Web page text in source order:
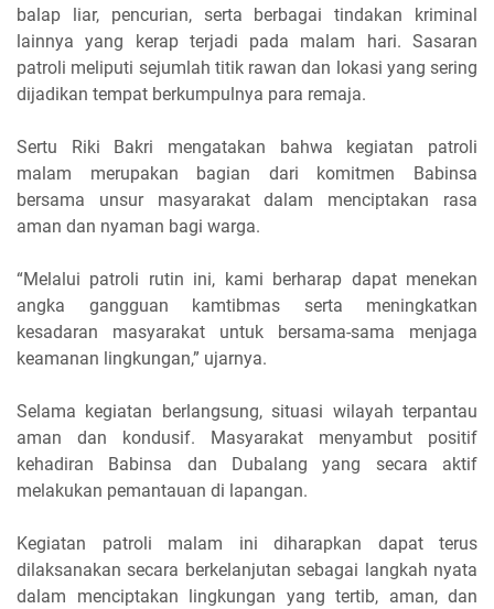
balap liar, pencurian, serta berbagai tindakan kriminal
lainnya yang kerap terjadi pada malam hari. Sasaran
patroli meliputi sejumlah titik rawan dan lokasi yang sering
dijadikan tempat berkumpulnya para remaja.
Sertu Riki Bakri mengatakan bahwa kegiatan patroli
malam merupakan bagian dari komitmen Babinsa
bersama unsur masyarakat dalam menciptakan rasa
aman dan nyaman bagi warga.
“Melalui patroli rutin ini, kami berharap dapat menekan
angka gangguan kamtibmas serta meningkatkan
kesadaran masyarakat untuk bersama-sama menjaga
keamanan lingkungan,” ujarnya.
Selama kegiatan berlangsung, situasi wilayah terpantau
aman dan kondusif. Masyarakat menyambut positif
kehadiran Babinsa dan Dubalang yang secara aktif
melakukan pemantauan di lapangan.
Kegiatan patroli malam ini diharapkan dapat terus
dilaksanakan secara berkelanjutan sebagai langkah nyata
dalam menciptakan lingkungan yang tertib, aman, dan